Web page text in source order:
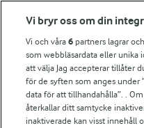
Fler Arlasajter
För ägare
Arlas kundportal
Arla.com
Falbygdens Ost
Arla webbshop
Vi bryr oss om din
Vi och våra6 partners lagrar
som webbläsardata eller unika
att välja Jag accepterar tillåter
för de syften som anges under
data för att tillhandahålla”. .
återkallar ditt samtycke
inaktiverade kan visst innehåll